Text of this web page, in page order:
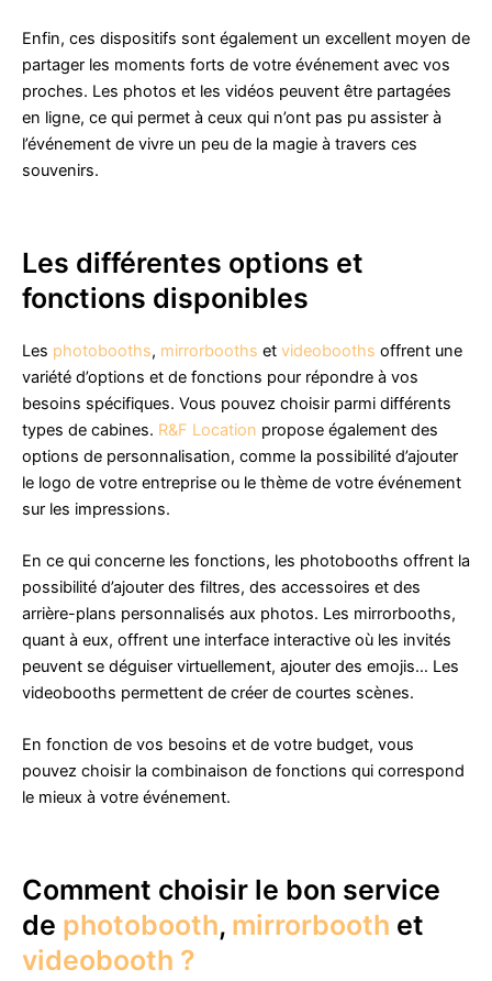
Enfin, ces dispositifs sont également un excellent moyen de
partager les moments forts de votre événement avec vos
proches. Les photos et les vidéos peuvent être partagées
en ligne, ce qui permet à ceux qui n’ont pas pu assister à
l’événement de vivre un peu de la magie à travers ces
souvenirs.
Les différentes options et
fonctions disponibles
Les photobooths, mirrorbooths et videobooths offrent une
variété d’options et de fonctions pour répondre à vos
besoins spécifiques. Vous pouvez choisir parmi différents
types de cabines. R&F Location propose également des
options de personnalisation, comme la possibilité d’ajouter
le logo de votre entreprise ou le thème de votre événement
sur les impressions.
En ce qui concerne les fonctions, les photobooths offrent la
possibilité d’ajouter des filtres, des accessoires et des
arrière-plans personnalisés aux photos. Les mirrorbooths,
quant à eux, offrent une interface interactive où les invités
peuvent se déguiser virtuellement, ajouter des emojis… Les
videobooths permettent de créer de courtes scènes.
En fonction de vos besoins et de votre budget, vous
pouvez choisir la combinaison de fonctions qui correspond
le mieux à votre événement.
Comment choisir le bon service
de photobooth, mirrorbooth et
videobooth ?